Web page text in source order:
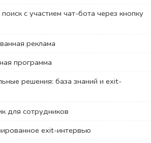
с участием чат-бота через кнопку
реклама
программа
решения: база знаний и exit-
для сотрудников
exit-интервью